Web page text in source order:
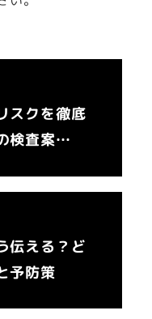
スクを徹底
検査案…
伝える？ど
予防策